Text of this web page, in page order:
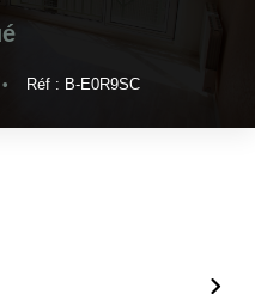
IMMO !
• Réf : B-E0R9SC